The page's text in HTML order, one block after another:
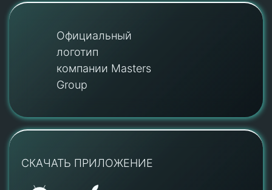
Официальный
логотип
компании Masters
Group
СКАЧАТЬ ПРИЛОЖЕНИЕ